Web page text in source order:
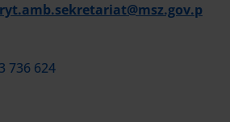
736 624